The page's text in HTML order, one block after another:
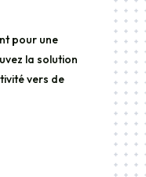
pour une
la solution
vers de